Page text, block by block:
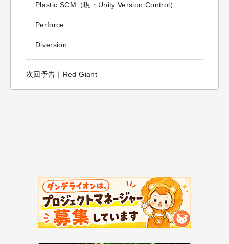
Plastic SCM（現・Unity Version Control）
Perforce
Diversion
次回予告｜Red Giant